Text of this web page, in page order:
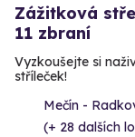
Zážitková
11 zbraní
Vyzkoušejte si
stříleček!
Mečín -
(+ 28 dalších